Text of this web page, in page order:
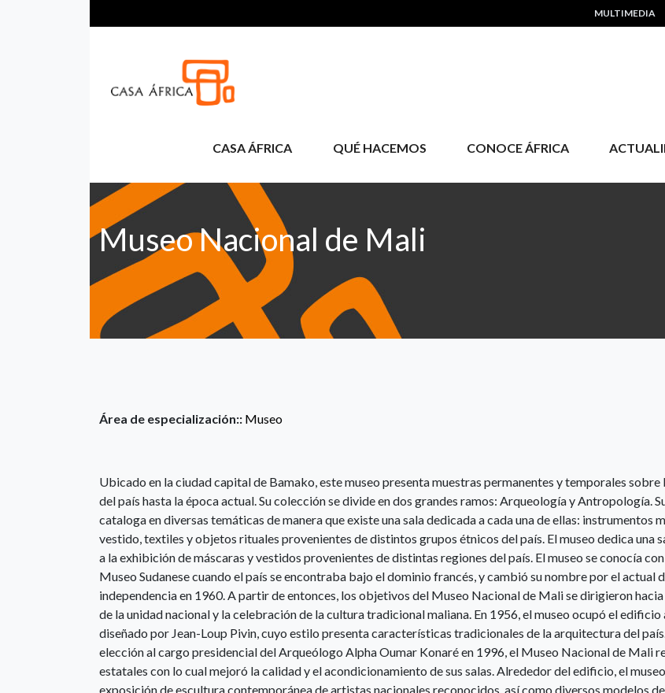
HEADER
MULTIMEDIA
CASA ÁFRICA QUÉ HACEMOS CONOCE ÁFRICA
Museo Nacional de Mali
Área de especialización:: Museo
Ubicado en la ciudad capital de Bamako, este museo presenta muestras permanentes y temporales
del país hasta la época actual. Su colección se divide en dos grandes ramos: Arqueología y Antropología.
cataloga en diversas temáticas de manera que existe una sala dedicada a cada una de ellas: instrumentos
vestido, textiles y objetos rituales provenientes de distintos grupos étnicos del país. El museo dedica una
a la exhibición de máscaras y vestidos provenientes de distintas regiones del país. El museo se conocía
Museo Sudanese cuando el país se encontraba bajo el dominio francés, y cambió su nombre por el actual
independencia en 1960. A partir de entonces, los objetivos del Museo Nacional de Mali se dirigieron
de la unidad nacional y la celebración de la cultura tradicional maliana. En 1956, el museo ocupó el edificio
diseñado por Jean-Loup Pivin, cuyo estilo presenta características tradicionales de la arquitectura del
elección al cargo presidencial del Arqueólogo Alpha Oumar Konaré en 1996, el Museo Nacional de Mali
estatales con lo cual mejoró la calidad y el acondicionamiento de sus salas. Alrededor del edificio, el
exposición de escultura contemporánea de artistas nacionales reconocidos, así como diversos modelos